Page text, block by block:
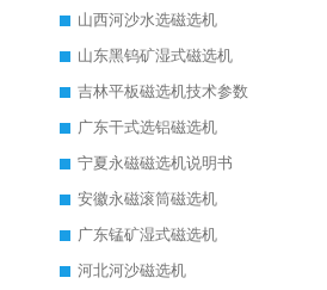
山西河沙水选磁选机
山东黑钨矿湿式磁选机
吉林平板磁选机技术参数
广东干式选铝磁选机
宁夏永磁磁选机说明书
安徽永磁滚筒磁选机
广东锰矿湿式磁选机
河北河沙磁选机